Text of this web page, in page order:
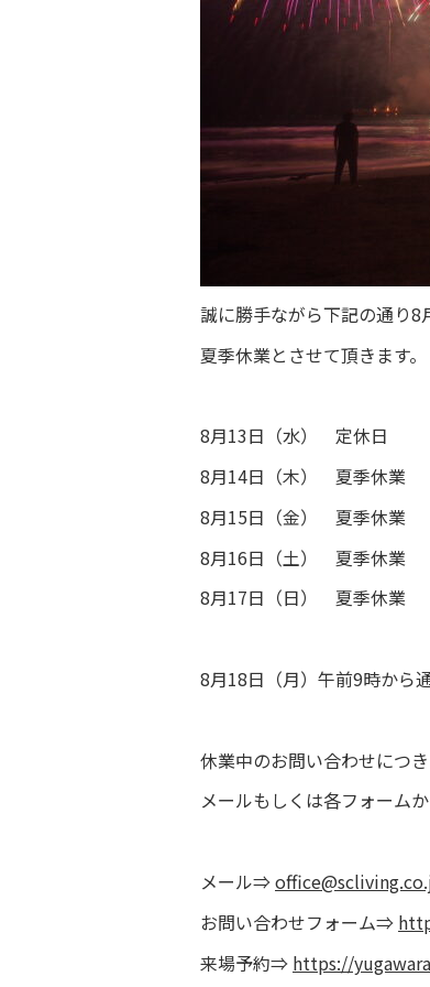
誠に勝手ながら下記の通り
夏季休業とさせて頂きます。
8月13日（水） 定休日
8月14日（木） 夏季休業
8月15日（金） 夏季休業
8月16日（土） 夏季休業
8月17日（日） 夏季休業
8月18日（月）午前9時から
休業中のお問い合わせにつき
メールもしくは各フォーム
メール⇒
お問い合わせフォーム⇒
来場予約⇒ https://